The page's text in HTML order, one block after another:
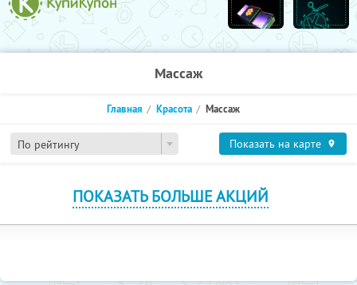
Массаж
По рейтингу
Главная Красота Массаж
Показать на карте
ПОКАЗАТЬ БОЛЬШЕ АКЦИЙ